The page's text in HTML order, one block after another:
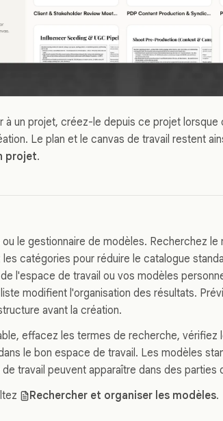
à un projet, créez-le depuis ce projet
Le plan et le canvas de travail restent
projet.
ou le gestionnaire de modèles. Recherchez le
les catégories pour réduire le catalogue
l'espace de travail ou vos modèles
modifient l'organisation des résultats.
avant la création.
effacez les termes de recherche, vérifiez
le bon espace de travail. Les modèles
travail peuvent apparaître dans des
Rechercher et organiser les modèles.